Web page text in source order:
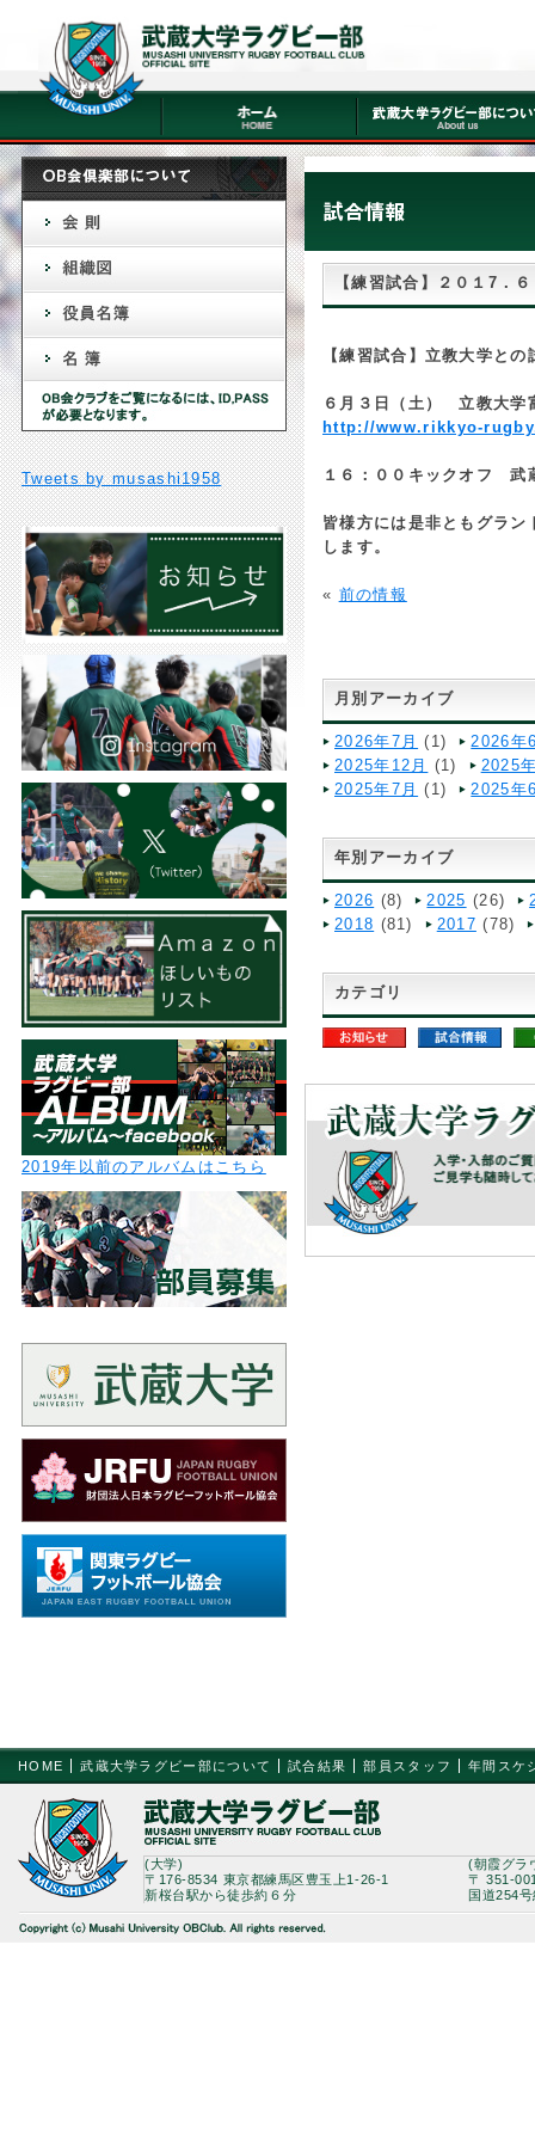
【練習試合】２０１7．
【練習試合】立教大学と
６月３日（土） 立教大学
http://www.rikkyo-
１６：００キックオフ
皆様方には是非ともグラ
します。
« 前の情報
月別アーカイブ
2026年7月 (1)
2026年
2025年12月
(1)
2025
2025年7月 (1) 2025年
年別アーカイブ
2026 (8) 2025 (26)
2018 (81) 2017 (78)
カテゴリ
Tweets by musashi1958
2019年以前のアルバムはこちら
HOME 武蔵大学ラグビー部について 試合結果 部員スタッフ 年間スケ
(大学)
〒176-8534 東京都練馬区豊玉上1-26-1
新桜台駅から徒歩約６分
(朝霞グラ
〒 351-
国道254